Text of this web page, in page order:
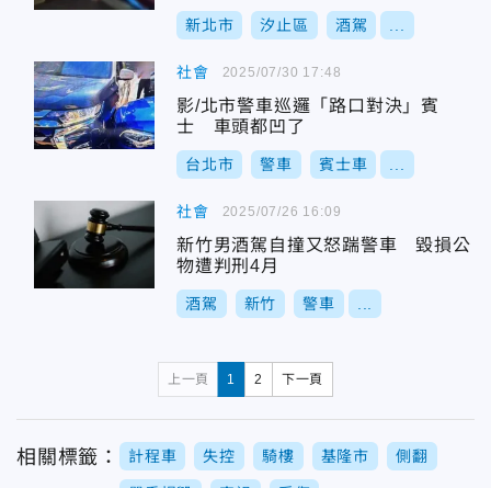
新北市 汐止區 酒駕
社會
影/北市警車巡邏「路口對決」賓
士 車頭都凹了
台北市 警車 賓士車
2025/07/30 17:48
社會
新竹男酒駕自撞又怒踹警車 毀損公
物遭判刑4月
酒駕 新竹 警車
2025/07/26 16:09
上一頁 1 2 下一頁
相關標籤： 計程車 失控 騎樓 基隆市 側翻